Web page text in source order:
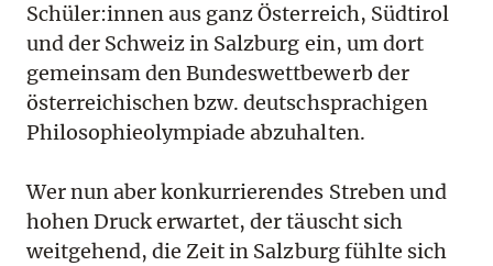
Schüler:innen aus ganz Österreich, Südtirol
und der Schweiz in Salzburg ein, um dort
gemeinsam den Bundeswettbewerb der
österreichischen bzw. deutschsprachigen
Philosophieolympiade abzuhalten.
Wer nun aber konkurrierendes Streben und
hohen Druck erwartet, der täuscht sich
weitgehend, die Zeit in Salzburg fühlte sich